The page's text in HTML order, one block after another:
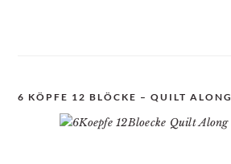
6 KÖPFE 12 BLÖCKE – QUILT ALONG